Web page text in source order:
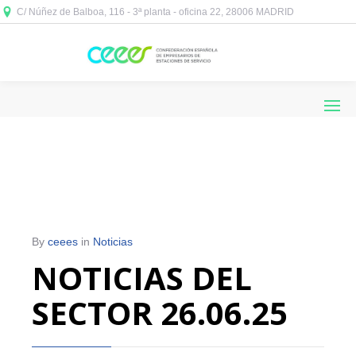
C/ Núñez de Balboa, 116 - 3ª planta - oficina 22, 28006 MADRID
By ceees in Noticias
NOTICIAS DEL
SECTOR 26.06.25